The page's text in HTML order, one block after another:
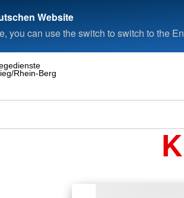
Website
you can use the switch to switch to the
Rhein-Berg